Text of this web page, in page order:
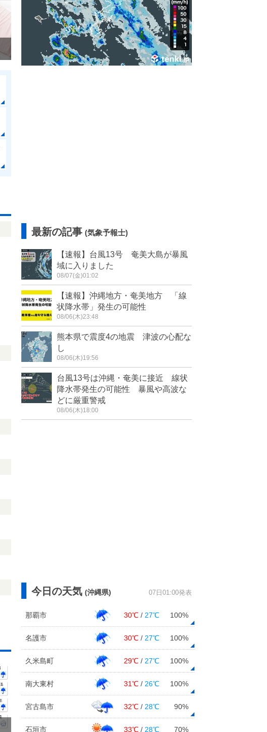
最新の記事 (気象予報士)
【速報】台風13号 奄美大島が暴風
域に入りました
08/07(金)01:02
【速報】沖縄地方・奄美地方 「線
状降水帯」発生の可能性
08/06(木)23:48
熊本県で震度4の地震 津波の心配な
し
08/06(木)19:56
台風13号は沖縄・奄美に接近 線状
降水帯発生の可能性 暴風や高波な
どに厳重警戒
08/06(木)18:00
今日の天気 (沖縄県) 07日01:00発表
那覇市 30℃ / 27℃ 100%
名護市 30℃ / 27℃ 100%
久米島町 29℃ / 27℃ 100%
南大東村 31℃ / 26℃ 100%
宮古島市 32℃ / 28℃ 90%
石垣市 33℃ / 28℃ 70%